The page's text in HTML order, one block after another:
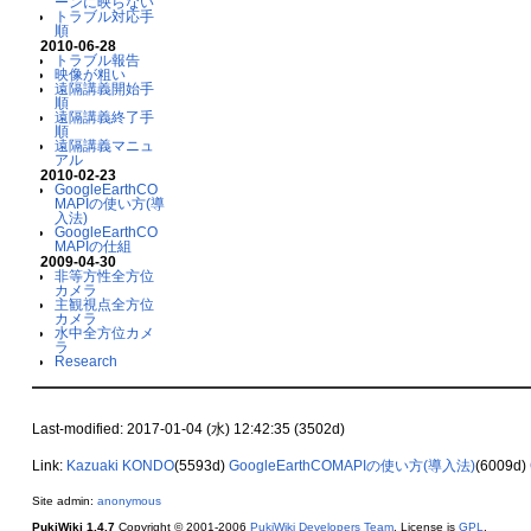
トラブル対応手
順
2010-06-28
トラブル報告
映像が粗い
遠隔講義開始手
順
遠隔講義終了手
順
遠隔講義マニュ
アル
2010-02-23
GoogleEarthCO
MAPIの使い方(導
入法)
GoogleEarthCO
MAPIの仕組
2009-04-30
非等方性全方位
カメラ
主観視点全方位
カメラ
水中全方位カメ
ラ
Research
Last-modified: 2017-01-04 (水) 12:42:35 (3502d)
Link: Kazuaki KONDO(5593d) GoogleEarthCOMAPIの使い方(導入法)(6009d)
Site admin: anonymous
PukiWiki 1.4.7Copyright © 2001-2006 PukiWiki Developers Team. License is GPL